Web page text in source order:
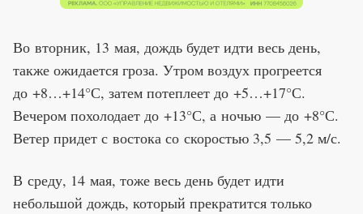
Во вторник, 13 мая, дождь будет идти весь день,
также ожидается гроза. Утром воздух прогреется
до +8…+14°С, затем потеплеет до +5…+17°С.
Вечером похолодает до +13°С, а ночью — до +8°С.
Ветер придет с востока со скоростью 3,5 — 5,2 м/с.
В среду, 14 мая, тоже весь день будет идти
небольшой дождь, который прекратится только